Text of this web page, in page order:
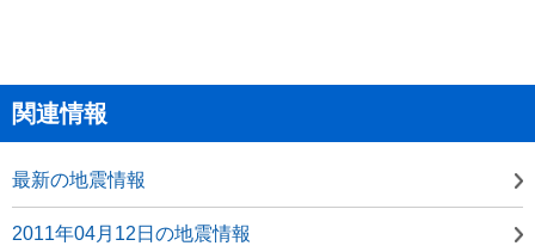
関連情報
最新の地震情報
2011年04月12日の地震情報